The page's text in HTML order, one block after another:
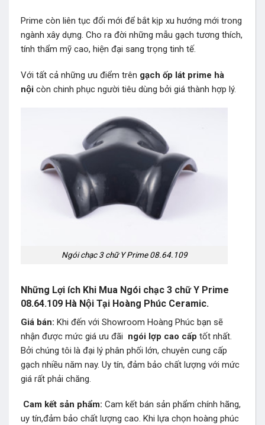
Prime còn liên tục đổi mới để bắt kịp xu hướng mới trong
ngành xây dựng. Cho ra đời những mẫu gạch tương thích,
tính thẩm mỹ cao, hiện đại sang trọng tinh tế.
Với tất cả những ưu điểm trên gạch ốp lát prime hà
nội còn chinh phục người tiêu dùng bởi giá thành hợp lý.
Ngói chạc 3 chữ Y Prime 08.64.109
Những Lợi ích Khi Mua Ngói chạc 3 chữ Y Prime
08.64.109 Hà Nội Tại Hoàng Phúc Ceramic.
Giá bán: Khi đến với Showroom Hoàng Phúc bạn sẽ
nhận được mức giá ưu đãi ngói lợp cao cấp tốt nhất.
Bởi chúng tôi là đại lý phân phối lớn, chuyên cung cấp
gạch nhiều năm nay. Uy tín, đảm bảo chất lượng với mức
giá rất phải chăng.
Cam kết sản phẩm: Cam kết bán sản phẩm chính hãng,
uy tín,đảm bảo chất lượng cao. Khi lựa chọn hoàng phúc